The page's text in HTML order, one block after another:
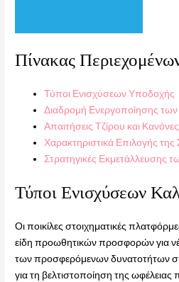
Πίνακας
Τύποι Ενισχύσεων Υποδοχής
Διαδρομή Ενεργοποίησης
Απαιτήσεις Τζίρου και
Χαρακτηριστικά Επιλογής
Στρατηγικές Εκμετάλλευσης
Τύποι Ενισχύσεων
Οι ποικίλες στοιχηματικές
είδη προωθητικών προσφορών για
των προσφερόμενων δυνατοτήτων
για τη βελτιστοποίηση της